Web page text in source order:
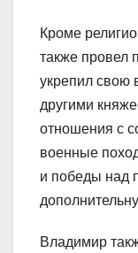
Кроме
также провел
укрепил свою
другими
отношения с
военные
и победы над
Владимир